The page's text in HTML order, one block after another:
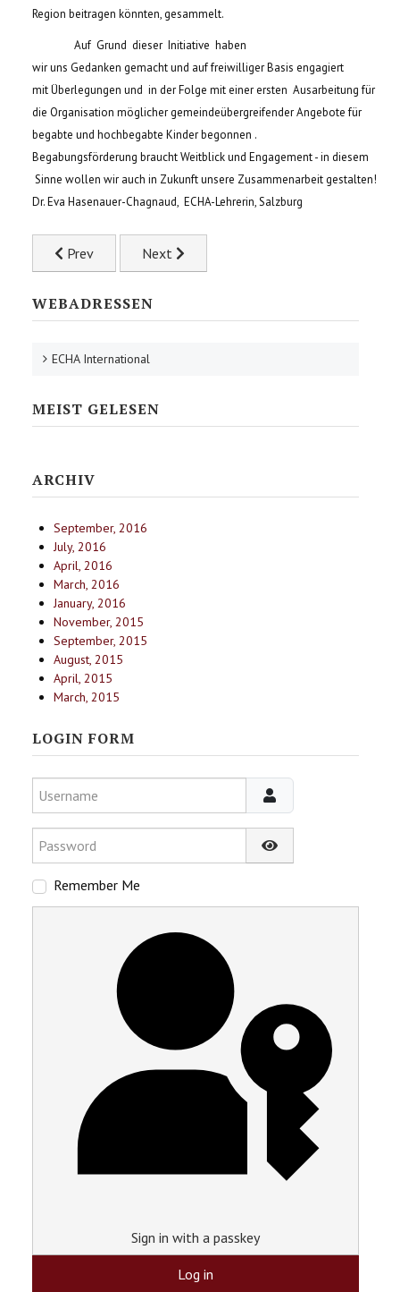
Region beitragen könnten, gesammelt.
Auf Grund dieser Initiative haben
wir uns Gedanken gemacht und auf freiwilliger Basis engagiert
mit Überlegungen und in der Folge mit einer ersten Ausarbeitung für
die Organisation möglicher gemeindeübergreifender Angebote für
begabte und hochbegabte Kinder begonnen .
Begabungsförderung braucht Weitblick und Engagement - in diesem
Sinne wollen wir auch in Zukunft unsere Zusammenarbeit gestalten!
Dr. Eva Hasenauer-Chagnaud, ECHA-Lehrerin, Salzburg
Previous article: LEAF Academy OPEN DAY
Prev Next article: Ankündigung Bundesseminar
Next
WEBADRESSEN
ECHA International
MEIST GELESEN
ARCHIV
September, 2016
July, 2016
April, 2016
March, 2016
January, 2016
November, 2015
September, 2015
August, 2015
April, 2015
March, 2015
LOGIN FORM
Username
Password
Show Password
Remember Me
Sign in with a passkey
Log in